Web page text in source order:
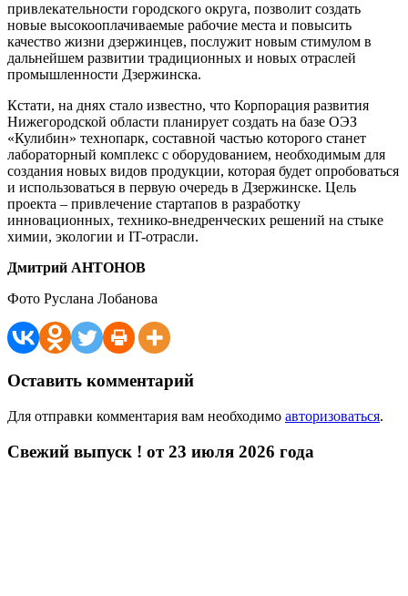
привлекательности городского округа, позволит создать
новые высокооплачиваемые рабочие места и повысить
качество жизни дзержинцев, послужит новым стимулом в
дальнейшем развитии традиционных и новых отраслей
промышленности Дзержинска.
Кстати, на днях стало известно, что Корпорация развития
Нижегородской области планирует создать на базе ОЭЗ
«Кулибин» технопарк, составной частью которого станет
лабораторный комплекс с оборудованием, необходимым для
создания новых видов продукции, которая будет опробоваться
и использоваться в первую очередь в Дзержинске. Цель
проекта – привлечение стартапов в разработку
инновационных, технико-внедренческих решений на стыке
химии, экологии и IT-отрасли.
Дмитрий АНТОНОВ
Фото Руслана Лобанова
Оставить комментарий
Для отправки комментария вам необходимо авторизоваться.
Свежий выпуск ! от 23 июля 2026 года